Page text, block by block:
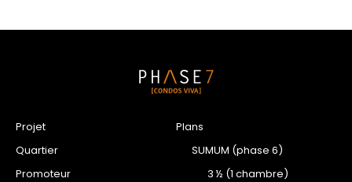
Projet
Quartier
Promoteur
Plans
SUMUM (phase 6)
3 ½ (1 chambre)